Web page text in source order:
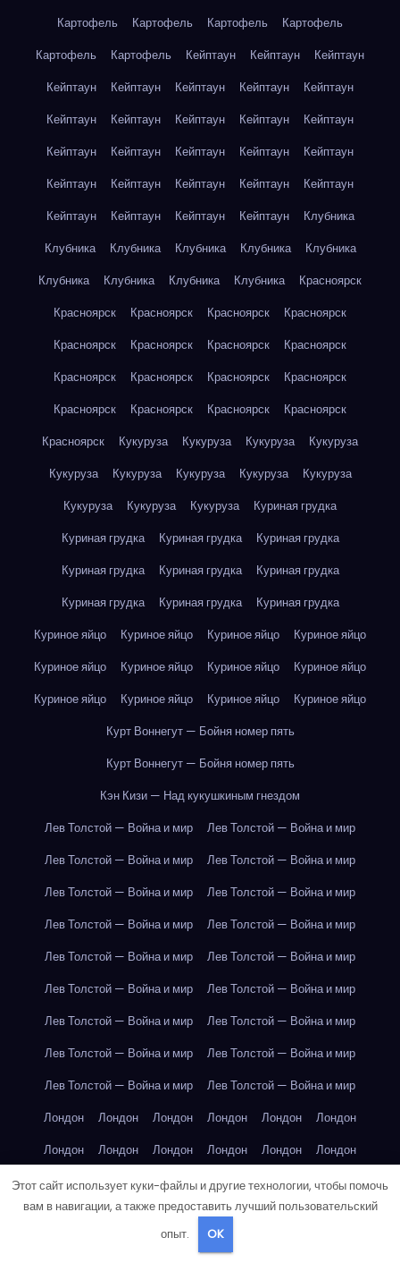
Картофель
Картофель Картофель
Картофель
Картофель
Картофель Кейптаун Кейптаун
Кейптаун
Кейптаун
Кейптаун Кейптаун Кейптаун
Кейптаун
Кейптаун
Кейптаун Кейптаун Кейптаун
Кейптаун
Кейптаун
Кейптаун Кейптаун Кейптаун
Кейптаун
Кейптаун
Кейптаун Кейптаун Кейптаун
Кейптаун
Кейптаун
Кейптаун Кейптаун Кейптаун
Клубника
Клубника
Клубника Клубника Клубника
Клубника
Клубника
Клубника Клубника Клубника
Красноярск
Красноярск
Красноярск Красноярск
Красноярск
Красноярск
Красноярск Красноярск
Красноярск
Красноярск
Красноярск Красноярск
Красноярск
Красноярск
Красноярск Красноярск
Красноярск
Красноярск
Кукуруза Кукуруза Кукуруза
Кукуруза
Кукуруза
Кукуруза Кукуруза Кукуруза
Кукуруза
Кукуруза
Кукуруза Кукуруза
Куриная грудка
Куриная грудка
Куриная грудка
Куриная грудка
Куриная грудка
Куриная грудка
Куриная грудка
Куриная грудка
Куриная грудка
Куриная грудка
Куриное яйцо
Куриное яйцо Куриное яйцо
Куриное яйцо
Куриное яйцо
Куриное яйцо Куриное яйцо
Куриное яйцо
Куриное яйцо
Куриное яйцо Куриное яйцо
Куриное яйцо
Курт Воннегут — Бойня номер пять
Курт Воннегут — Бойня номер пять
Кэн Кизи — Над кукушкиным гнездом
Лев Толстой — Война и мир
Лев Толстой — Война и мир
Лев Толстой — Война и мир
Лев Толстой — Война и мир
Лев Толстой — Война и мир
Лев Толстой — Война и мир
Лев Толстой — Война и мир
Лев Толстой — Война и мир
Лев Толстой — Война и мир
Лев Толстой — Война и мир
Лев Толстой — Война и мир
Лев Толстой — Война и мир
Лев Толстой — Война и мир
Лев Толстой — Война и мир
Лев Толстой — Война и мир
Лев Толстой — Война и мир
Лев Толстой — Война и мир
Лев Толстой — Война и мир
Лондон
Лондон Лондон Лондон Лондон
Лондон
Лондон
Лондон Лондон Лондон Лондон
Лондон
Лондон
Лондон Лондон Лондон Лондон
Лондон
Лондон
Лондон Лондон Лондон
Лос-Анджелес
Этот сайт использует куки-файлы и другие технологии, чтобы помочь
вам в навигации, а также предоставить лучший пользовательский
опыт.
OK